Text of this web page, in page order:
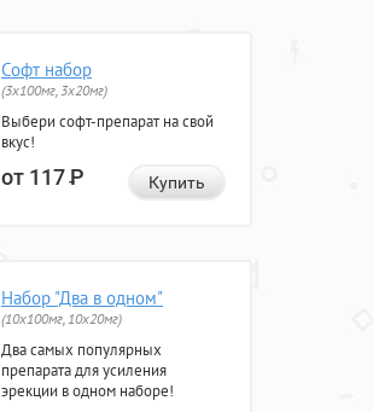
Софт набор
(3x100мг, 3x20мг)
Выбери софт-препарат на свой
вкус!
от 117Р Купить
Набор "Два в одном"
(10x100мг, 10x20мг)
Два самых популярных
препарата для усиления
эрекции в одном наборе!